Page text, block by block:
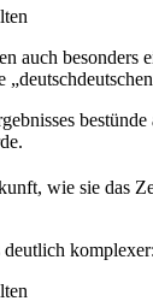
auch
wie sie das
komplexer: